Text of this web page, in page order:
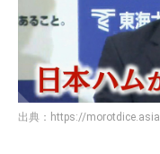
出典： https://morotdice.asia